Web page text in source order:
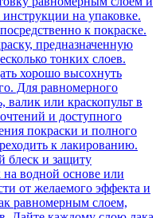
инструкции на упаковке.
к покраске.
предназначенную
тонких слоев.
хорошо высохнуть
Для равномерного
валик или краскопульт в
и доступного
покраски и полного
к лакированию.
блеск и защиту
водной основе или
от желаемого эффекта и
равномерным слоем,